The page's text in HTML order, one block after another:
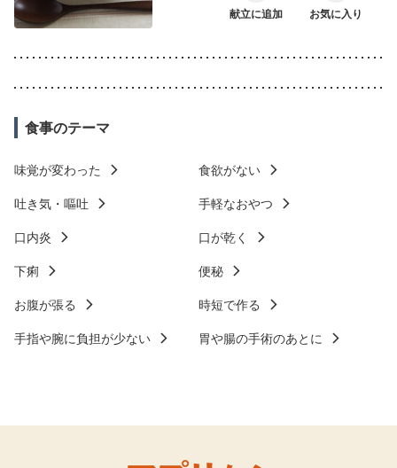
献立に追加 お気に入り
食事のテーマ
味覚が変わった
食欲がない
吐き気・嘔吐
手軽なおやつ
口内炎
口が乾く
下痢
便秘
お腹が張る
時短で作る
手指や腕に負担が少ない
胃や腸の手術のあとに